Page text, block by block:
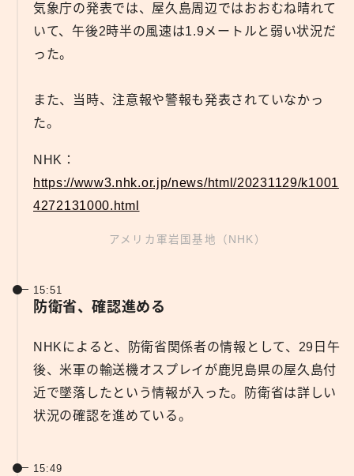
気象庁の発表では、屋久島周辺ではおおむね晴れて
いて、午後2時半の風速は1.9メートルと弱い状況だ
った。
また、当時、注意報や警報も発表されていなかっ
た。
NHK：
https://www3.nhk.or.jp/news/html/20231129/k1001
4272131000.html
アメリカ軍岩国基地（NHK）
15:51
防衛省、確認進める
NHKによると、防衛省関係者の情報として、29日午
後、米軍の輸送機オスプレイが鹿児島県の屋久島付
近で墜落したという情報が入った。防衛省は詳しい
状況の確認を進めている。
15:49